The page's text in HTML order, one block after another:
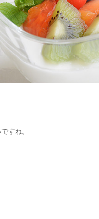
すね。